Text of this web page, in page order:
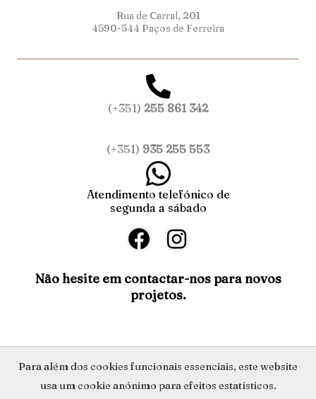
Rua de Carral, 201
4590-544 Paços de Ferreira
(+351) 255 861 342
(+351) 935 255 553
Atendimento telefónico de
segunda a sábado
F
a
c
e
o
o
k
I
n
s
t
g
r
a
Não hesite em contactar-nos para novos
projetos.
Política de Privacidade
Para além dos cookies funcionais essenciais, este website
usa um cookie anónimo para efeitos estatísticos.